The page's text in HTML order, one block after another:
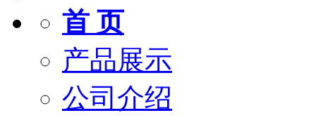
首 页
产品展示
公司介绍